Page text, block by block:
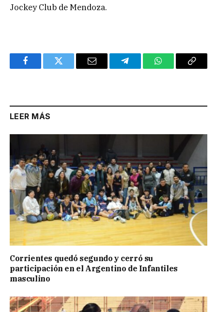
Jockey Club de Mendoza.
FacebookTwitter Email TelegramWhatsAppCopy
LEER MÁS
Corrientes quedó segundo y cerró su
participación en el Argentino de Infantiles
masculino